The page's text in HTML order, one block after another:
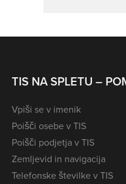
TIS NA SPLETU –
Vpiši se v imenik
Poišči osebe v TIS
Poišči podjetja v TIS
Zemljevid in navigacija
Telefonske številke v TIS